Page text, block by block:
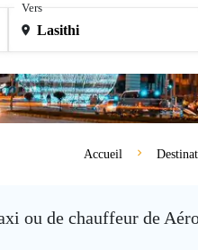
Vers
Accueil
ou de chauffeur de